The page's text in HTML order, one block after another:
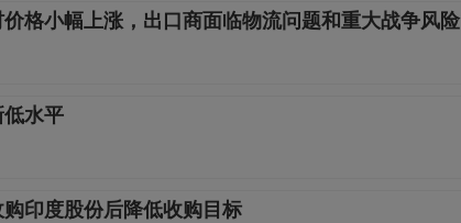
格小幅上涨，出口商面临物流问题和重大战争风险
水平
印度股份后降低收购目标